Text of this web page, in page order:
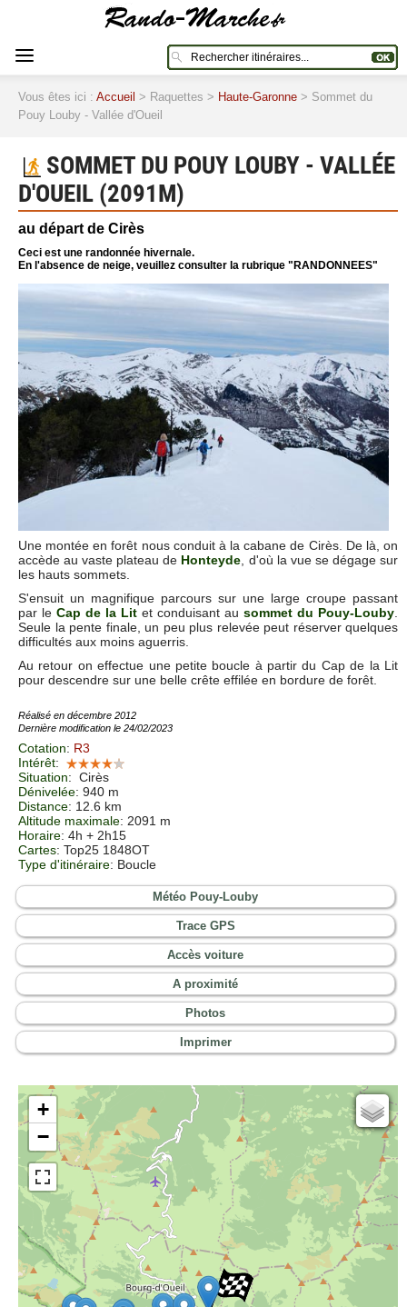
Vous êtes ici : Accueil > Raquettes > Haute-Garonne > Sommet du
Pouy Louby - Vallée d'Oueil
SOMMET DU POUY LOUBY - VALLÉE
D'OUEIL (2091M)
au départ de Cirès
Ceci est une randonnée hivernale.
En l'absence de neige, veuillez consulter la rubrique "RANDONNEES"
Une montée en forêt nous conduit à la cabane de Cirès. De là, on
accède au vaste plateau de Honteyde , d'où la vue se dégage sur
les hauts sommets.
S'ensuit un magnifique parcours sur une large croupe passant
par le Cap de la Lit et conduisant au sommet du Pouy-Louby
Seule la pente finale, un peu plus relevée peut réserver quelques
difficultés aux moins aguerris.
Au retour on effectue une petite boucle à partir du Cap de la Lit
pour descendre sur une belle crête effilée en bordure de forêt.
Réalisé en décembre 2012
Dernière modification le 24/02/2023
Cotation: R3
Intérêt:
Situation: Cirès
Dénivelée: 940 m
Distance: 12.6 km
Altitude maximale: 2091 m
Horaire: 4h + 2h15
Cartes: Top25 1848OT
Type d'itinéraire: Boucle
Météo Pouy-Louby
Trace GPS
Accès voiture
A proximité
Photos
Imprimer
+
−
Cartes IGN
Open Topo Map
Open Street Map
ESRI Word Imagery
Photographies aériennes